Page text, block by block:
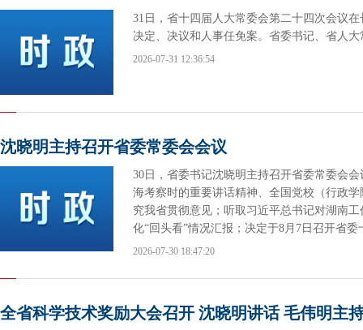
31日，省十四届人大常委会第二十四次会议
决定、决议和人事任免案。省委书记、省人
2026-07-31 12:36:54
沈晓明主持召开省委常委会会议
30日，省委书记沈晓明主持召开省委常委会
海考察时的重要讲话精神、全国党校（行政
究我省贯彻意见；听取习近平总书记对湖南
化“回头看”情况汇报；决定于8月7日召开省
2026-07-30 18:47:20
全省科学技术奖励大会召开 沈晓明讲话 毛伟明主